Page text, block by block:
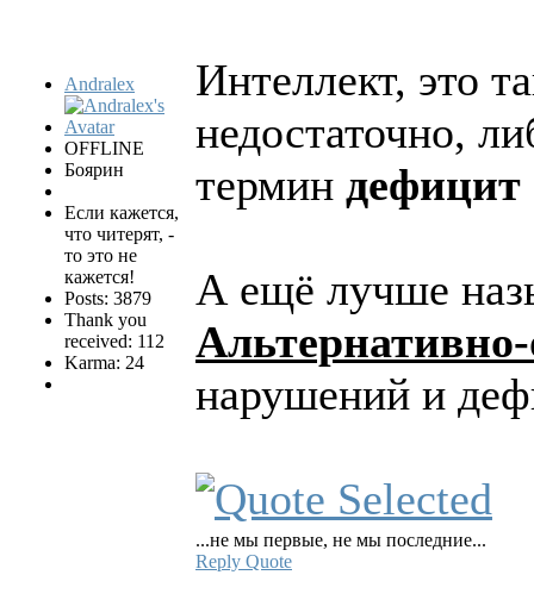
Andralex
OFFLINE
Боярин
Если кажется,
что читерят, -
то это не
кажется!
Posts: 3879
Thank you
received: 112
Karma: 24
Интеллект, это
недостаточно,
термин дефицит
А ещё лучше
нарушений и
...не мы первые, не мы последние...
Reply Quote